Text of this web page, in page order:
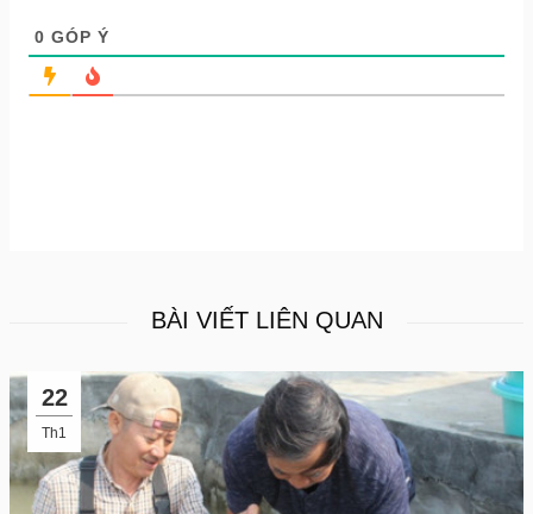
0 GÓP Ý
BÀI VIẾT LIÊN QUAN
22
Th1